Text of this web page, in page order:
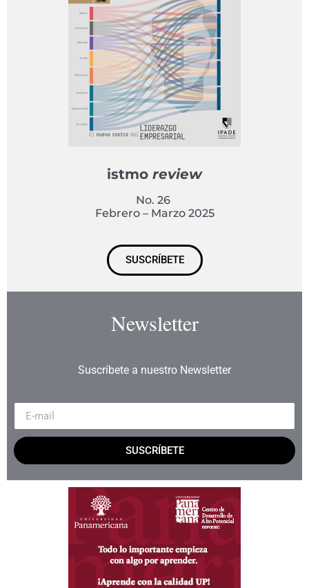
istmo review
No. 26
Febrero – Marzo 2025
SUSCRÍBETE
Newsletter
Suscríbete a nuestro Newsletter
SUSCRÍBETE